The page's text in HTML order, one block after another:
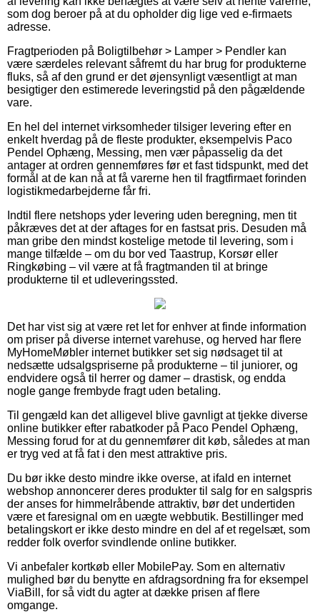
som dog beroer på at du opholder dig lige ved e-firmaets
adresse.
Fragtperioden på Boligtilbehør > Lamper > Pendler kan
være særdeles relevant såfremt du har brug for produkterne
fluks, så af den grund er det øjensynligt væsentligt at man
besigtiger den estimerede leveringstid på den pågældende
vare.
En hel del internet virksomheder tilsiger levering efter en
enkelt hverdag på de fleste produkter, eksempelvis Paco
Pendel Ophæng, Messing, men vær påpasselig da det
antager at ordren gennemføres før et fast tidspunkt, med det
formål at de kan nå at få varerne hen til fragtfirmaet forinden
logistikmedarbejderne får fri.
Indtil flere netshops yder levering uden beregning, men tit
påkræves det at der aftages for en fastsat pris. Desuden må
man gribe den mindst kostelige metode til levering, som i
mange tilfælde – om du bor ved Taastrup, Korsør eller
Ringkøbing – vil være at få fragtmanden til at bringe
produkterne til et udleveringssted.
Det har vist sig at være ret let for enhver at finde information
om priser på diverse internet varehuse, og herved har flere
MyHomeMøbler internet butikker set sig nødsaget til at
nedsætte udsalgspriserne på produkterne – til juniorer, og
endvidere også til herrer og damer – drastisk, og endda
nogle gange frembyde fragt uden betaling.
Til gengæld kan det alligevel blive gavnligt at tjekke diverse
online butikker efter rabatkoder på Paco Pendel Ophæng,
Messing forud for at du gennemfører dit køb, således at man
er tryg ved at få fat i den mest attraktive pris.
Du bør ikke desto mindre ikke overse, at ifald en internet
webshop annoncerer deres produkter til salg for en salgspris
der anses for himmelråbende attraktiv, bør det undertiden
være et faresignal om en uægte webbutik. Bestillinger med
betalingskort er ikke desto mindre en del af et regelsæt, som
redder folk overfor svindlende online butikker.
Vi anbefaler kortkøb eller MobilePay. Som en alternativ
mulighed bør du benytte en afdragsordning fra for eksempel
ViaBill, for så vidt du agter at dække prisen af flere
omgange.